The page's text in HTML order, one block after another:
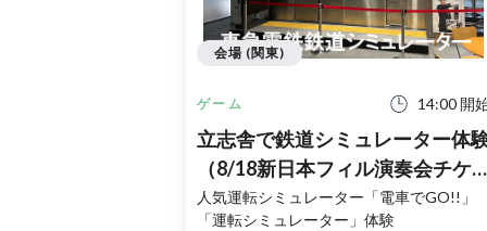
ゲーム 14:00 開
立志舎で鉄道シミュレーター体
（8/18新日本フィル演奏会チケ
ット購入者限定）
人気運転シミュレーター「電車でGO!!」
「運転シミュレーター」体験
会場 (関東)